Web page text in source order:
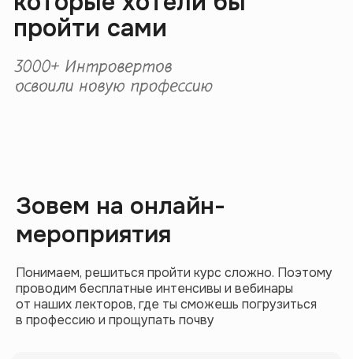
Зовем на онлайн-
мероприятия
Понимаем, решиться пройти курс сложно. Поэтому
проводим бесплатные интенсивы и вебинары
от наших лекторов, где ты сможешь погрузиться
в профессию и прощупать почву
Чтобы не искать проверенную
инфу по всему гуглу, а сразу
переходить в Журнал.
Авторы — лекторы наших
саммари, глубоко погружены
в тему и пишут о ней без воды
Почему «Марти Великолепный» —
главный фильм оскаровского сезона
10.02.2026